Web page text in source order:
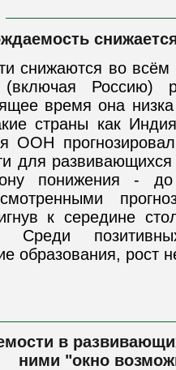
снижаются во
Россию)
время она
страны как
ООН
для
понижения -
к середине
Среди
образования, рост
в
ними "окно